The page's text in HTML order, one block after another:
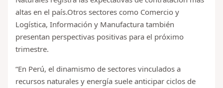
altas en el país.Otros sectores como Comercio y
Logística, Información y Manufactura también
presentan perspectivas positivas para el próximo
trimestre.
“En Perú, el dinamismo de sectores vinculados a
recursos naturales y energía suele anticipar ciclos de